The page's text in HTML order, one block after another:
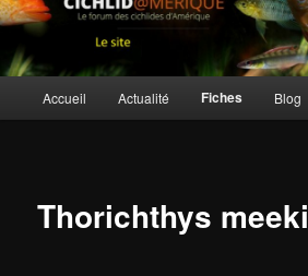
Accueil Actualité Fiches Blog
Thorichthys meeki